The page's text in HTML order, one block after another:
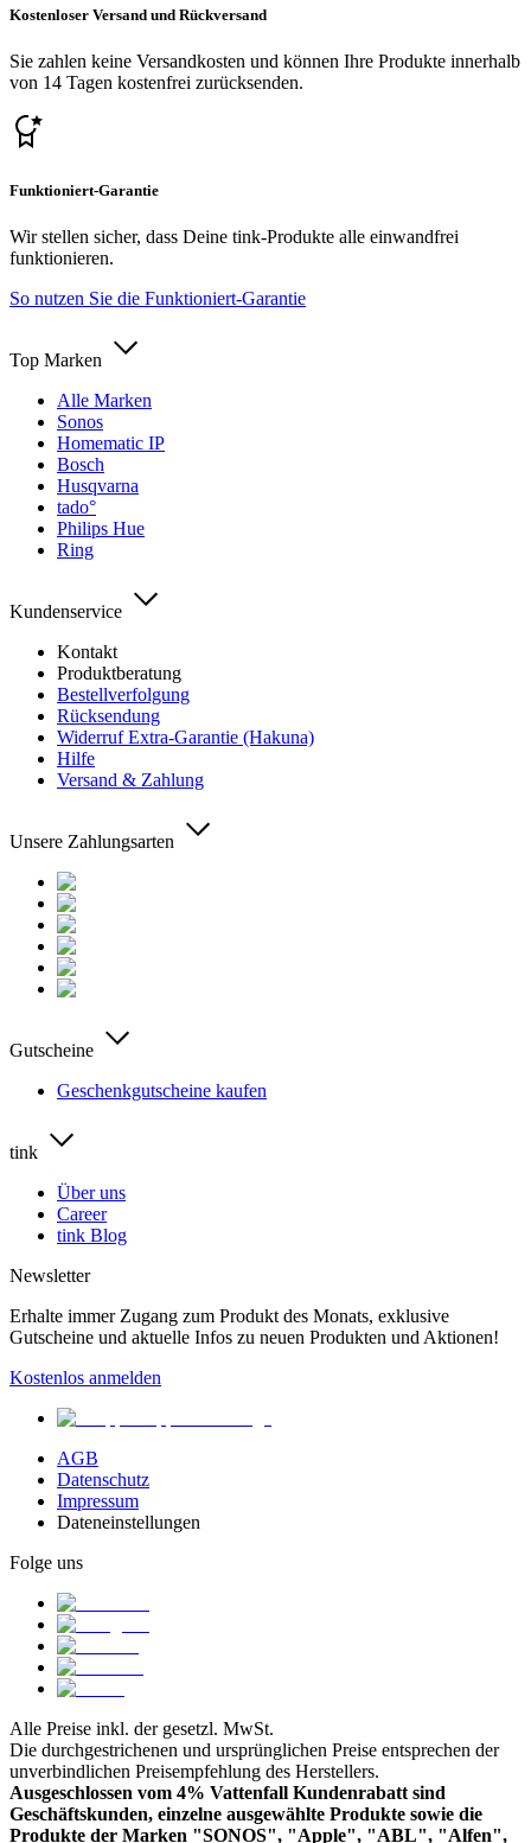
Kostenloser Versand und Rückversand
Sie zahlen keine Versandkosten und können Ihre Produkte innerhalb
von 14 Tagen kostenfrei zurücksenden.
Funktioniert-Garantie
Wir stellen sicher, dass Deine tink-Produkte alle einwandfrei
funktionieren.
So nutzen Sie die Funktioniert-Garantie
Top Marken
Alle Marken
Sonos
Homematic IP
Bosch
Husqvarna
tado°
Philips Hue
Ring
Kundenservice
Kontakt
Produktberatung
Bestellverfolgung
Rücksendung
Widerruf Extra-Garantie (Hakuna)
Hilfe
Versand & Zahlung
Unsere Zahlungsarten
Gutscheine
Geschenkgutscheine kaufen
tink
Über uns
Career
tink Blog
Newsletter
Erhalte immer Zugang zum Produkt des Monats, exklusive
Gutscheine und aktuelle Infos zu neuen Produkten und Aktionen!
Kostenlos anmelden
AGB
Datenschutz
Impressum
Dateneinstellungen
Folge uns
Alle Preise inkl. der gesetzl. MwSt.
Die durchgestrichenen und ursprünglichen Preise entsprechen der
unverbindlichen Preisempfehlung des Herstellers.
Ausgeschlossen vom 4% Vattenfall Kundenrabatt sind
Geschäftskunden, einzelne ausgewählte Produkte sowie die
Produkte der Marken "SONOS", "Apple", "ABL", "Alfen",